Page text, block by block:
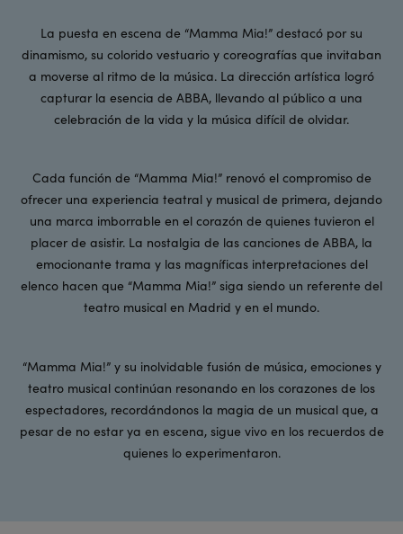
La puesta en escena de “Mamma Mia!” destacó por su
dinamismo, su colorido vestuario y coreografías que invitaban
a moverse al ritmo de la música. La dirección artística logró
capturar la esencia de ABBA, llevando al público a una
celebración de la vida y la música difícil de olvidar.
Cada función de “Mamma Mia!” renovó el compromiso de
ofrecer una experiencia teatral y musical de primera, dejando
una marca imborrable en el corazón de quienes tuvieron el
placer de asistir. La nostalgia de las canciones de ABBA, la
emocionante trama y las magníficas interpretaciones del
elenco hacen que “Mamma Mia!” siga siendo un referente del
teatro musical en Madrid y en el mundo.
“Mamma Mia!” y su inolvidable fusión de música, emociones y
teatro musical continúan resonando en los corazones de los
espectadores, recordándonos la magia de un musical que, a
pesar de no estar ya en escena, sigue vivo en los recuerdos de
quienes lo experimentaron.